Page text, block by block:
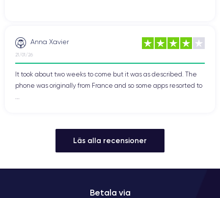
Anna Xavier
21/01/26
It took about two weeks to come but it was as described. The
phone was originally from France and so some apps resorted to
Läs alla recensioner
Betala via